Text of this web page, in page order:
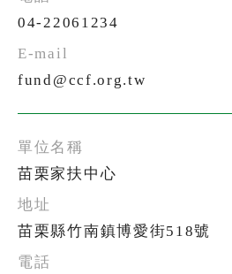
04-22061234
fund@ccf.org.tw
苗栗家扶中心
苗栗縣竹南鎮博愛街518號